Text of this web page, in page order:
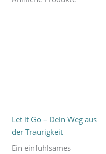
Let it Go – Dein Weg aus
der Traurigkeit
Ein einfühlsames